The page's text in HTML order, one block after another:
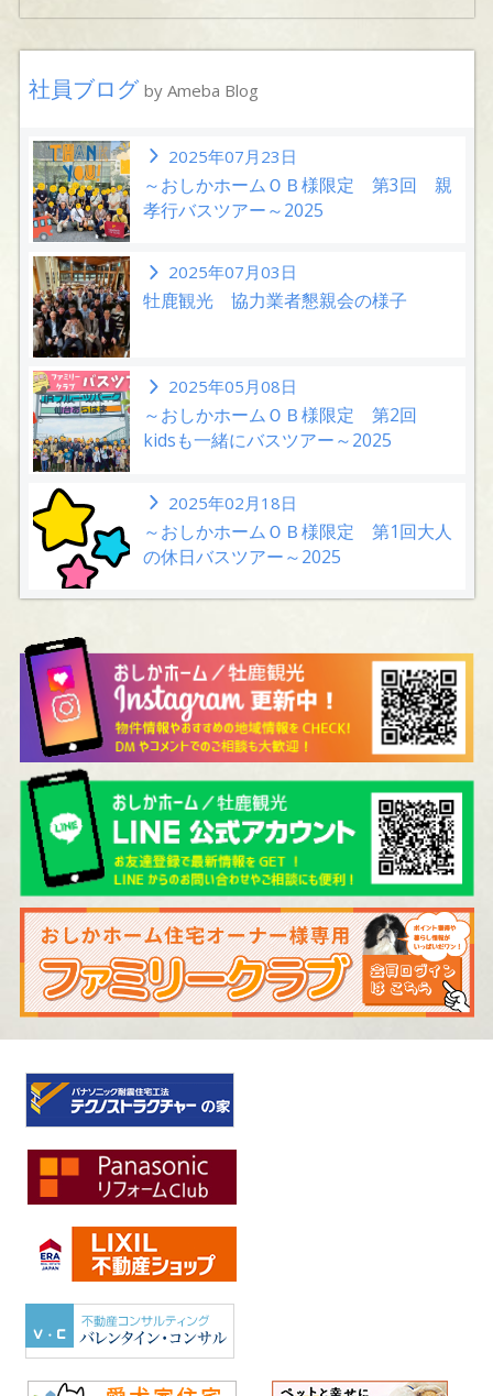
社員ブログ by Ameba Blog
2025年07月23日
～おしかホームＯＢ様限定 第3回 親
孝行バスツアー～2025
2025年07月03日
牡鹿観光 協力業者懇親会の様子
2025年05月08日
～おしかホームＯＢ様限定 第2回
kidsも一緒にバスツアー～2025
2025年02月18日
～おしかホームＯＢ様限定 第1回大人
の休日バスツアー～2025